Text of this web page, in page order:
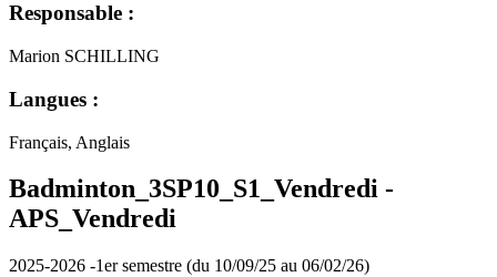
Responsable :
Marion SCHILLING
Langues :
Français, Anglais
Badminton_3SP10_S1_Vendredi -
APS_Vendredi
2025-2026 -1er semestre (du 10/09/25 au 06/02/26)